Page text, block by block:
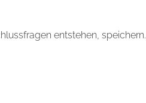
entstehen, speichern.